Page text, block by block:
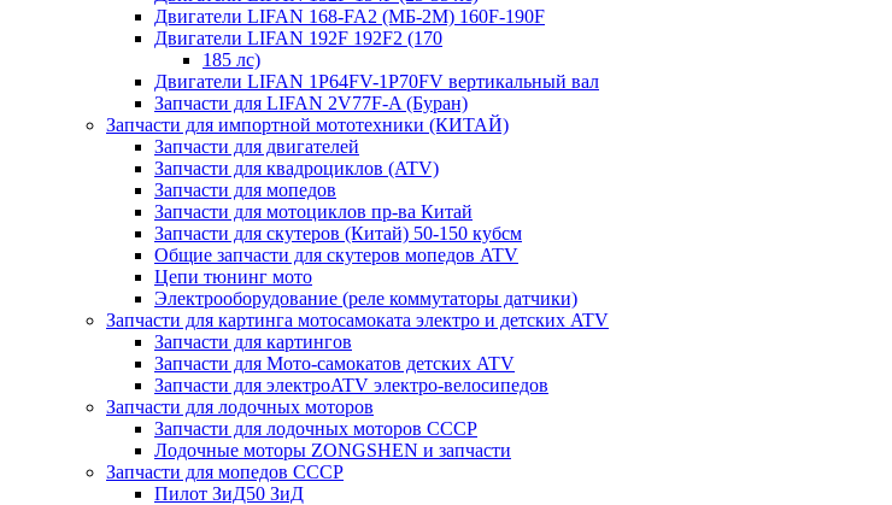
Двигатели LIFAN 168-FA2 (МБ-2М) 160F-190F
Двигатели LIFAN 192F 192F2 (170
185 лс)
Двигатели LIFAN 1Р64FV-1Р70FV вертикальный вал
Запчасти для LIFAN 2V77F-A (Буран)
Запчасти для импортной мототехники (КИТАЙ)
Запчасти для двигателей
Запчасти для квадроциклов (ATV)
Запчасти для мопедов
Запчасти для мотоциклов пр-ва Китай
Запчасти для скутеров (Китай) 50-150 кубсм
Общие запчасти для скутеров мопедов ATV
Цепи тюнинг мото
Электрооборудование (реле коммутаторы датчики)
Запчасти для картинга мотосамоката электро и детских ATV
Запчасти для картингов
Запчасти для Мото-самокатов детских ATV
Запчасти для электроATV электро-велосипедов
Запчасти для лодочных моторов
Запчасти для лодочных моторов СССР
Лодочные моторы ZONGSHEN и запчасти
Запчасти для мопедов СССР
Пилот ЗиД50 ЗиД